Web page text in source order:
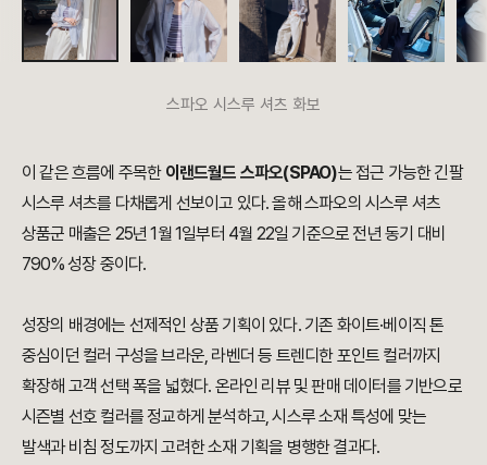
스파오 시스루 셔츠 화보
이 같은 흐름에 주목한 이랜드월드 스파오(SPAO)는 접근 가능한 긴팔
시스루 셔츠를 다채롭게 선보이고 있다. 올해 스파오의 시스루 셔츠
상품군 매출은 25년 1월 1일부터 4월 22일 기준으로 전년 동기 대비
790% 성장 중이다.
성장의 배경에는 선제적인 상품 기획이 있다. 기존 화이트·베이직 톤
중심이던 컬러 구성을 브라운, 라벤더 등 트렌디한 포인트 컬러까지
확장해 고객 선택 폭을 넓혔다. 온라인 리뷰 및 판매 데이터를 기반으로
시즌별 선호 컬러를 정교하게 분석하고, 시스루 소재 특성에 맞는
발색과 비침 정도까지 고려한 소재 기획을 병행한 결과다.